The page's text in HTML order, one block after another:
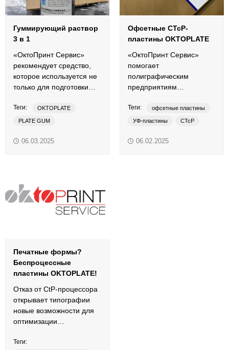
Гуммирующий раствор
3 в 1
«ОктоПринт Сервис»
рекомендует средство,
которое используется не
только для подготовки
стабилизации процесса
офсетной печати.
Теги: OKTOPLATE
PLATE GUM
очиститель
средства для очистки
термальные пластины
06.03.2025
Офсетные CTcP-
пластины OKTOPLATE
«ОктоПринт Сервис»
помогает
полиграфическим
предприятиям
на допечатную
подготовку.
Теги: офсетные пластины
УФ-пластины CTcP
06.02.2025
Печатные формы?
Беспроцессные
пластины OKTOPLATE!
Отказ от CtP-процессора
открывает типографии
новые возможности для
оптимизации
продукции.
Теги: